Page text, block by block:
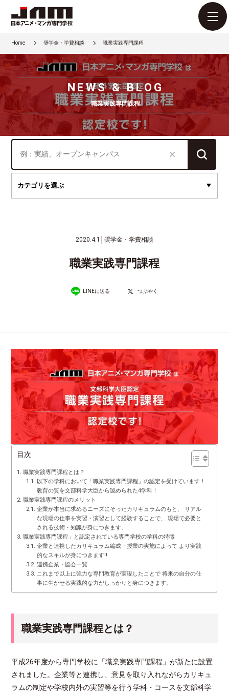
Home 奨学金・学費相談 職業実践専門課程
NEWS & BLOG
職業実践専門課程
2020.4.1 奨学金・学費相談
職業実践専門課程
LINEに送る つぶやく
目次
職業実践専門課程とは？
以下の学科において「職業実践専門課程」の認定を受けています！
教育の質を文部科学大臣から認められた4学科！
職業実践専門課程のメリット
企業が本当に求めるニーズにそったカリキュラムのもと、 リアル
な現場の仕事を実習・演習として経験することで、 現場で必要と
される技術・知識が身につきます。
職業実践専門課程」と認定されている専門学校の学科の特徴
企業と連携したカリキュラム編成・授業の実施によって より実践
的なスキルが身につきます!!
連携企業・協会一覧
これまで以上に強力な専門教育が実現したことで 将来の自分の仕
事に生かせる実践的な力がしっかりと身につきます。
職業実践専門課程とは？
平成26年度から専門学校に「職業実践専門課程」が新たに設置
されました。企業等と連携し、意見を取り入れながらカリキュ
ラムの制定や学校内外の実習等を行う学科・コースを文部科学